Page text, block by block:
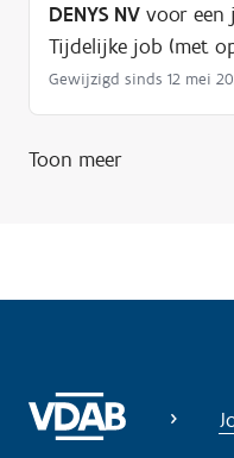
DENYS NV voor een
Tijdelijke job (met
Gewijzigd sinds 12 mei
Toon meer